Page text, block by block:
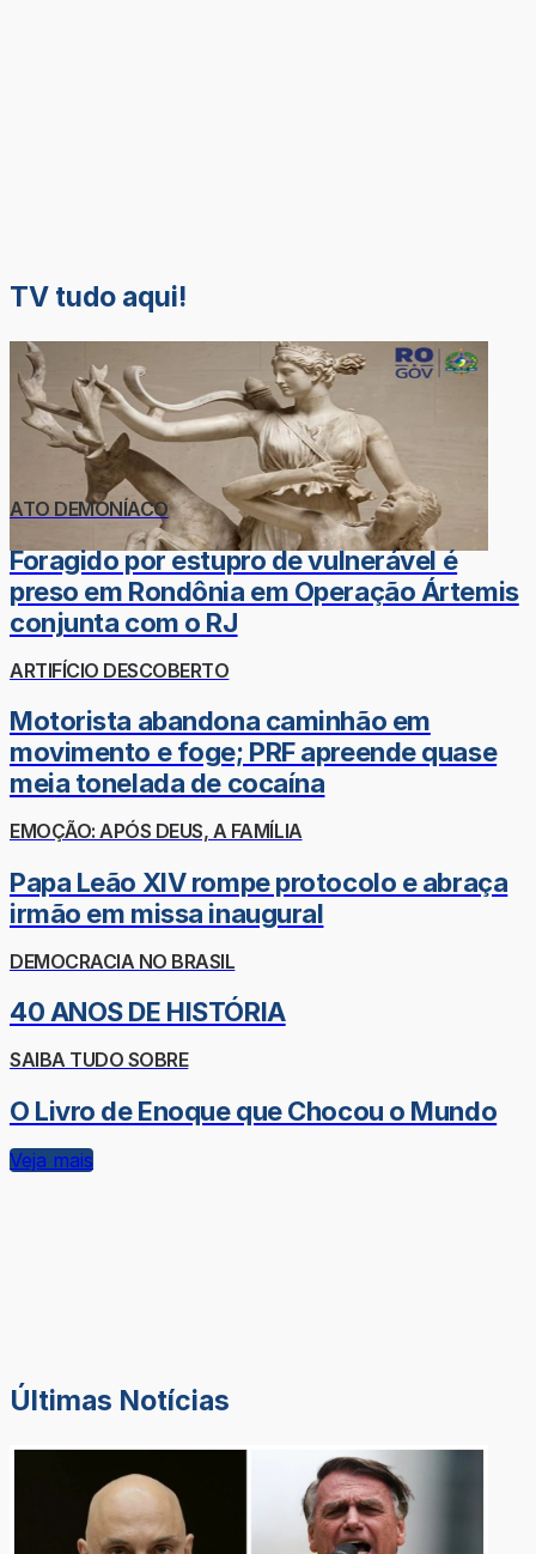
TV tudo aqui!
ATO DEMONÍACO
Foragido por estupro de vulnerável é
preso em Rondônia em Operação Ártemis
conjunta com o RJ
ARTIFÍCIO DESCOBERTO
Motorista abandona caminhão em
movimento e foge; PRF apreende quase
meia tonelada de cocaína
EMOÇÃO: APÓS DEUS, A FAMÍLIA
Papa Leão XIV rompe protocolo e abraça
irmão em missa inaugural
DEMOCRACIA NO BRASIL
40 ANOS DE HISTÓRIA
SAIBA TUDO SOBRE
O Livro de Enoque que Chocou o Mundo
Veja mais
Últimas Notícias